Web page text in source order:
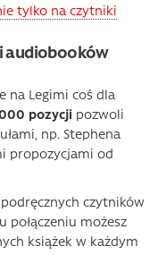
tylko na czytniki
audiobooków
na Legimi coś dla
pozycji pozwoli
np. Stephena
propozycjami od
czytników
połączeniu możesz
książek w każdym